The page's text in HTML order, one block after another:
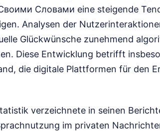
Словами eine steigende
Analysen der
Glückwünsche zunehmend
Diese Entwicklung betrifft
die digitale Plattformen für den
verzeichnete in seinen
im privaten